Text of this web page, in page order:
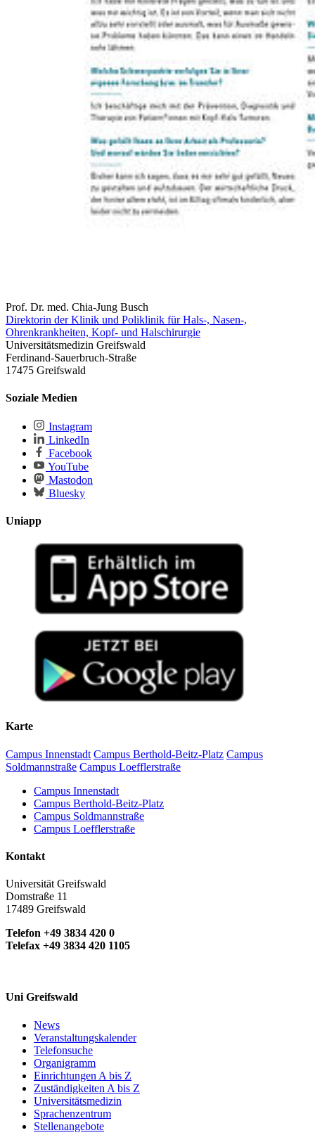
Prof. Dr. med. Chia-Jung Busch
Direktorin der Klinik und Poliklinik für Hals-, Nasen-,
Ohrenkrankheiten, Kopf- und Halschirurgie
Universitätsmedizin Greifswald
Ferdinand-Sauerbruch-Straße
17475 Greifswald
Soziale Medien
Instagram
LinkedIn
Facebook
YouTube
Mastodon
Bluesky
Uniapp
Karte
Campus Innenstadt Campus Berthold-Beitz-Platz Campus
Soldmannstraße Campus Loefflerstraße
Campus Innenstadt
Campus Berthold-Beitz-Platz
Campus Soldmannstraße
Campus Loefflerstraße
Kontakt
Universität Greifswald
Domstraße 11
17489 Greifswald
Telefon +49 3834 420 0
Telefax +49 3834 420 1105
Uni Greifswald
News
Veranstaltungskalender
Telefonsuche
Organigramm
Einrichtungen A bis Z
Zuständigkeiten A bis Z
Universitätsmedizin
Sprachenzentrum
Stellenangebote